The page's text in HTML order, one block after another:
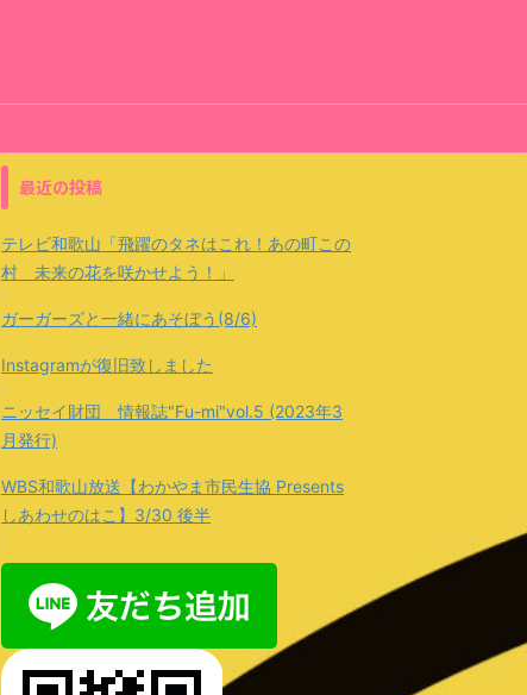
最近の投稿
テレビ和歌山「飛躍のタネはこれ！あの町この
村 未来の花を咲かせよう！」
ガーガーズと一緒にあそぼう(8/6)
Instagramが復旧致しました
ニッセイ財団 情報誌"Fu-mi"vol.5 (2023年3
月発行)
WBS和歌山放送【わかやま市民生協 Presents
しあわせのはこ】3/30 後半